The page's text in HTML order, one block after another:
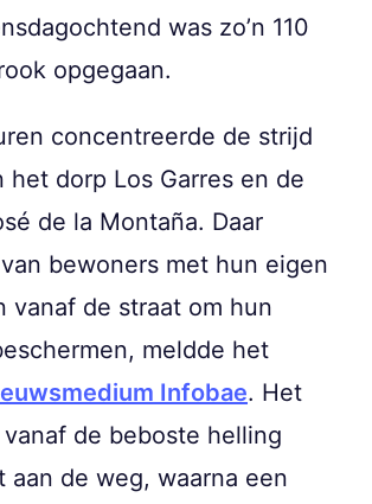
was zo’n 110
opgegaan.
concentreerde de strijd
het dorp Los Garres en de
de la Montaña. Daar
bewoners met hun eigen
vanaf de straat om hun
meldde het
Infobae. Het
de beboste helling
aan de weg, waarna een